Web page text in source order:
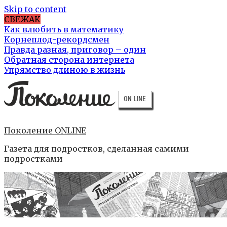
Skip to content
СВЕЖАК
Как влюбить в математику
Корнеплод-рекордсмен
Правда разная, приговор – один
Обратная сторона интернета
Упрямство длиною в жизнь
Поколение ONLINE
Газета для подростков, сделанная самими
подростками